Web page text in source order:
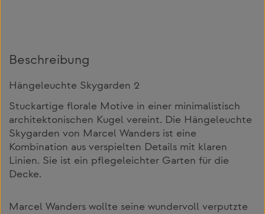
Beschreibung
Hängeleuchte Skygarden 2
Stuckartige florale Motive in einer minimalistisch
architektonischen Kugel vereint. Die Hängeleuchte
Skygarden von Marcel Wanders ist eine
Kombination aus verspielten Details mit klaren
Linien. Sie ist ein pflegeleichter Garten für die
Decke.
Marcel Wanders wollte seine wundervoll verputzte